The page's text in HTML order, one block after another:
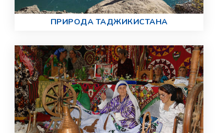
ПРИРОДА ТАДЖИКИСТАНА